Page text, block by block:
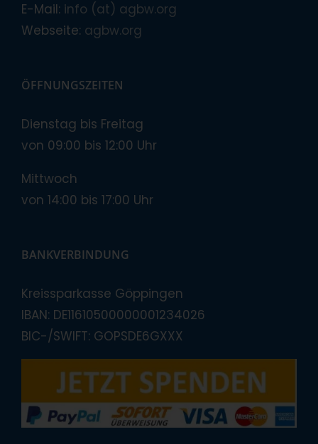
E-Mail: info (at) agbw.org
Webseite: agbw.org
ÖFFNUNGSZEITEN
Dienstag bis Freitag
von 09:00 bis 12:00 Uhr
Mittwoch
von 14:00 bis 17:00 Uhr
BANKVERBINDUNG
Kreissparkasse Göppingen
IBAN: DE11610500000001234026
BIC-/SWIFT: GOPSDE6GXXX